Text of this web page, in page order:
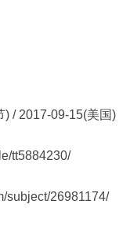
/ 2017-09-15(美国)
tt5884230/
subject/26981174/